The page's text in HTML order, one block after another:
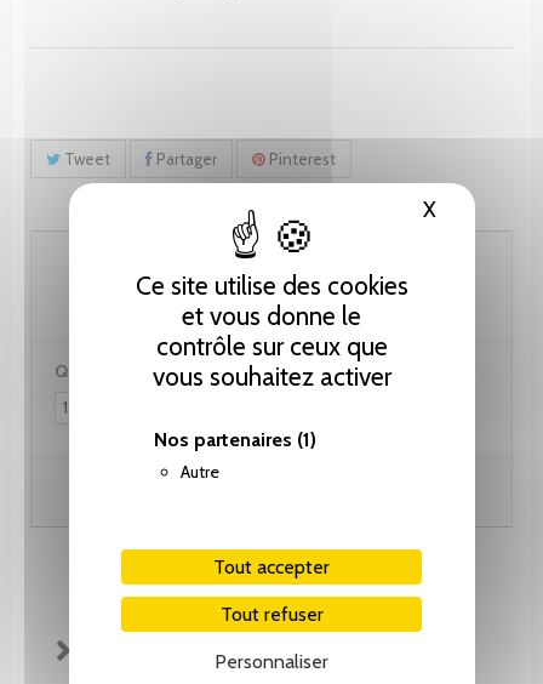
Ce site utilise des cookies
et vous donne le
contrôle sur ceux que
vous souhaitez activer
Nos partenaires (1)
Autre
Tout accepter
Tout refuser
Personnaliser
XMasquer
Tweet Partager Pinterest
102.60 CHF
Quantité :
FICHE TECHNIQUE